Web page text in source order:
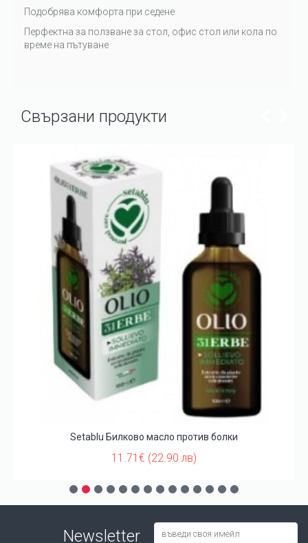
Подобрява комфорта при седене
Перфектна за ползване за стол, офис стол или кола по
време на пътуване
Свързани продукти
Setablu Билково масло против болки
11.71€ (22.90 лв)
Newsletter